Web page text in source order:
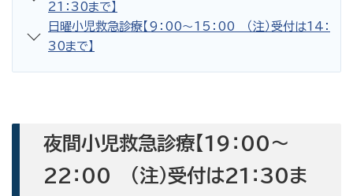
21：30まで】
日曜小児救急診療【9：00〜15：00 （注）受付は14：
30まで】
夜間小児救急診療【19：00〜
22：00 （注）受付は21：30ま